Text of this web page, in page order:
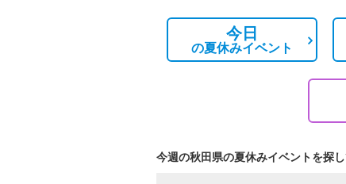
今日
の夏休みイベント
今週の秋田県の夏休みイベントを探